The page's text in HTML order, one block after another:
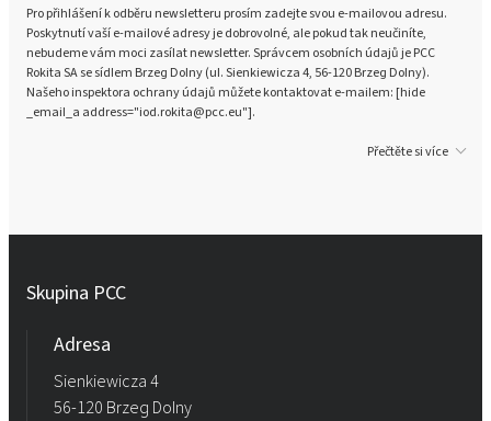
Pro přihlášení k odběru newsletteru prosím zadejte svou e-mailovou adresu.
Poskytnutí vaší e-mailové adresy je dobrovolné, ale pokud tak neučiníte,
nebudeme vám moci zasílat newsletter. Správcem osobních údajů je PCC
Rokita SA se sídlem Brzeg Dolny (ul. Sienkiewicza 4, 56-120 Brzeg Dolny).
Našeho inspektora ochrany údajů můžete kontaktovat e-mailem: [hide
_email_a address="iod.rokita@pcc.eu"].
Přečtěte si více
Skupina PCC
Adresa
Sienkiewicza 4
56-120 Brzeg Dolny